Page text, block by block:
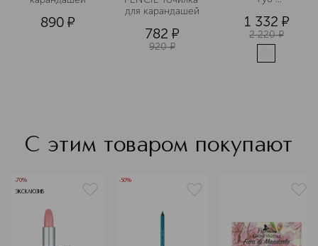
890 ¤
для карандашей
782 ¤
920 ¤
1 332 ¤
2 220 ¤
С этим товаром покупают
-70%
ЭКСКЛЮЗИВ
-50%